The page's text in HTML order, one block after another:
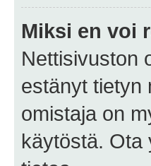
Miksi en voi
Nettisivuston
estänyt tietyn
omistaja on
käytöstä. Ota